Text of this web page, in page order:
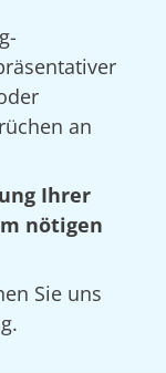
an
Ihrer
nötigen
Sie uns